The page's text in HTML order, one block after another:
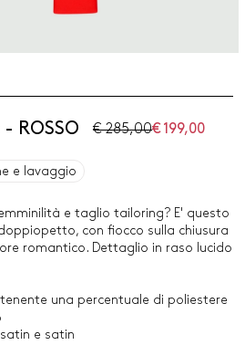
ROSSO € 285,00€ 199,00
e lavaggio
e taglio tailoring? E' questo
con fiocco sulla chiusura
romantico. Dettaglio in raso lucido
una percentuale di poliestere
e satin